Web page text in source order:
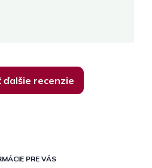
ďalšie recenzie
PRE VÁS